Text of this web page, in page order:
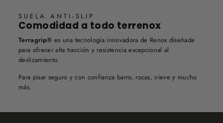
SUELA ANTI-SLIP
Comodidad a todo terrenox
Terragrip® es una tecnología innovadora de Renox diseñada
para ofrecer alta tracción y resistencia excepcional al
deslizamiento.
Para pisar seguro y con confianza barro, rocas, nieve y mucho
más.